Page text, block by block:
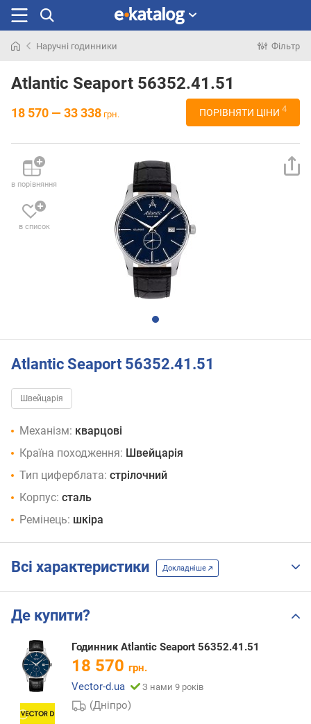
раніше
Наручні годинники Фільтр
Atlantic Seaport 56352.41.51
18 570 — 33 338 грн. ПОРІВНЯТИ ЦІНИ 4
в порівняння
в список
Atlantic Seaport 56352.41.51
Швейцарія
Механізм: кварцові
Країна походження: Швейцарія
Тип циферблата: стрілочний
Корпус: сталь
Ремінець: шкіра
Всі характеристики Докладніше
Де купити?
Годинник Atlantic Seaport 56352.41.51
18 570 грн.
Vector-d.ua
З нами 9 років
(Дніпро)